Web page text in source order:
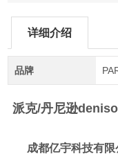
详细介绍
品牌
派克/丹尼逊
成都亿宇科技有限